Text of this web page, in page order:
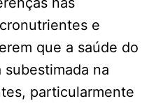
e
que a saúde do
na
particularmente